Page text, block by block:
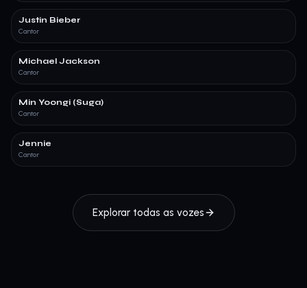
Justin Bieber
Cantor
Michael Jackson
Cantor
Min Yoongi (Suga)
Cantor
Jennie
Cantor
Explorar todas as vozes